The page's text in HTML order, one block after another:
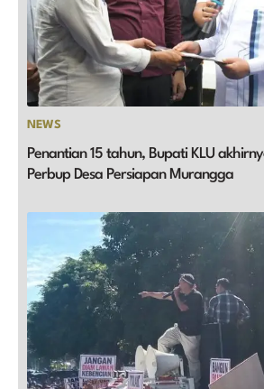
NEWS
Penantian 15 tahun, Bupati KLU
Perbup Desa Persiapan Murangga